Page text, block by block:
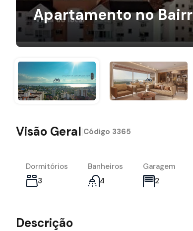
Apartamento no
Visão Geral Código 3365
Dormitórios
3
Banheiros
4
Garagem
2
Descrição